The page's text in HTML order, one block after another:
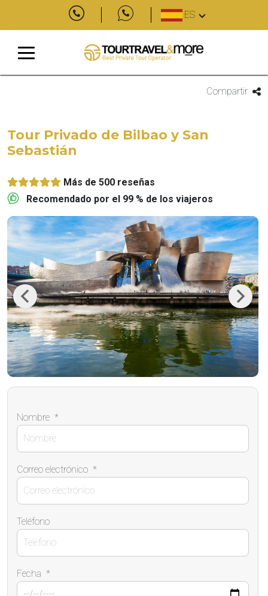
ES
Compartir
Tour Privado de Bilbao y San
Sebastián
Más de 500 reseñas
Recomendado por el 99 % de los viajeros
Previous Next
Nombre *
Correo electrónico *
Teléfono
Fecha *